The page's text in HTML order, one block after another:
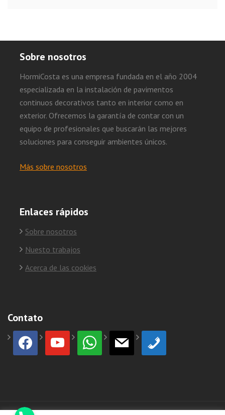
Sobre nosotros
HormiCosta es una empresa fundada en el año 2004
especializada en la instalación de pavimentos
continuos decorativos tanto en interior como en
exterior. Ofrecemos la garantía de contar con un
equipo de profesionales que buscarán las mejores
soluciones para conseguir ambientes únicos.
Más sobre nosotros
Enlaces rápidos
Sobre nosotros
Nuesto trabajos
Acerca de las cookies
Contato
facebook youtube whatsapp mail phone
Phone